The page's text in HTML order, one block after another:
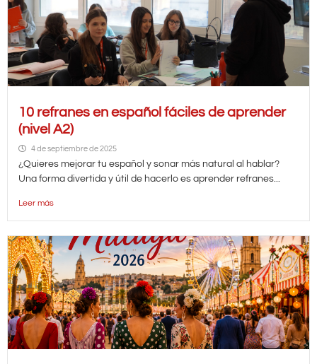
10 refranes en español fáciles de aprender
(nivel A2)
4 de septiembre de 2025
¿Quieres mejorar tu español y sonar más natural al hablar?
Una forma divertida y útil de hacerlo es aprender refranes...
Leer más